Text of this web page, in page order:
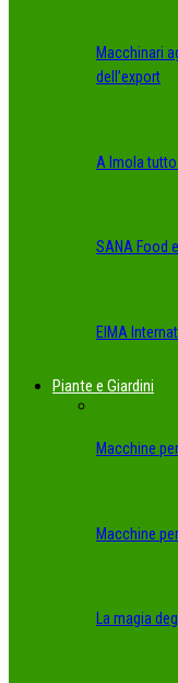
Macchinari
dell’export
A Imola
SANA Food
EIMA
Piante e Giardini
Macchine
Macchine
La magia